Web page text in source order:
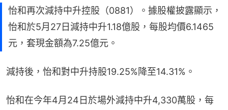
怡和再次減持中升控股（0881）。據股權披露顯示，
怡和於5月27日減持中升1.18億股，每股均價6.1465
元，套現金額為7.25億元。
減持後，怡和對中升持股19.25%降至14.31%。
怡和在今年4月24日於場外減持中升4,330萬股，每